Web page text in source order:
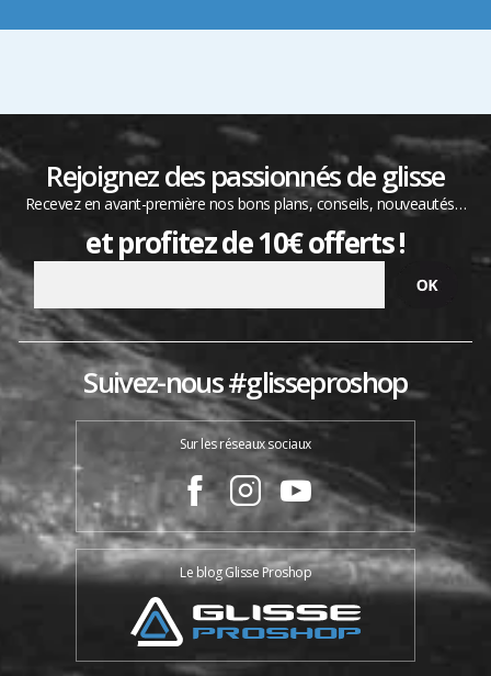
Rejoignez des passionnés de glisse
Recevez en avant-première nos bons plans, conseils, nouveautés…
et profitez de 10€ offerts !
Suivez-nous #glisseproshop
Sur les réseaux sociaux
Le blog Glisse Proshop